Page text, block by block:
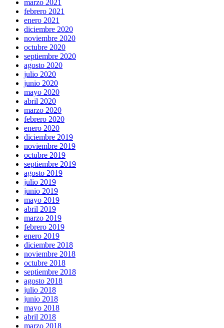
marzo 2021
febrero 2021
enero 2021
diciembre 2020
noviembre 2020
octubre 2020
septiembre 2020
agosto 2020
julio 2020
junio 2020
mayo 2020
abril 2020
marzo 2020
febrero 2020
enero 2020
diciembre 2019
noviembre 2019
octubre 2019
septiembre 2019
agosto 2019
julio 2019
junio 2019
mayo 2019
abril 2019
marzo 2019
febrero 2019
enero 2019
diciembre 2018
noviembre 2018
octubre 2018
septiembre 2018
agosto 2018
julio 2018
junio 2018
mayo 2018
abril 2018
marzo 2018